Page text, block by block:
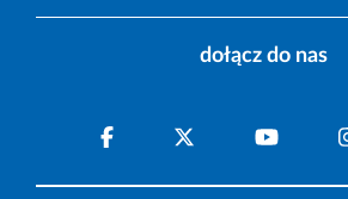
dołącz do nas